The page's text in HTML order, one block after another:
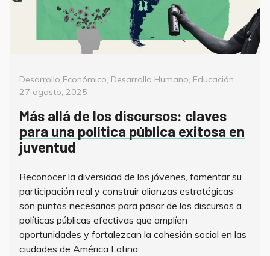
Categorías
Desarrollo Económico, Desarrollo Humano, Educación
27 agosto, 2025
Más allá de los discursos: claves
para una política pública exitosa en
juventud
Reconocer la diversidad de los jóvenes, fomentar su
participación real y construir alianzas estratégicas
son puntos necesarios para pasar de los discursos a
políticas públicas efectivas que amplíen
oportunidades y fortalezcan la cohesión social en las
ciudades de América Latina.